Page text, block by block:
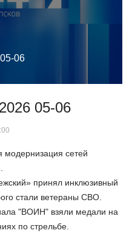
06
05-06
модернизация сетей
принял инклюзивный
стали ветераны СВО.
"ВОИН" взяли медали на
по стрельбе.